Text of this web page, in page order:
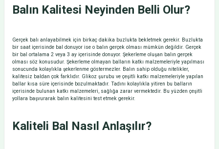
Balın Kalitesi Neyinden Belli Olur?
Gerçek balı anlayabilmek için birkaç dakika buzlukta bekletmek gerekir. Buzlukta
bir saat içerisinde bal donuyor ise o balın gerçek olması mümkün değildir. Gerçek
bir bal ortalama 2 veya 3 ay içerisinde donuyor. Şekerleme oluşan balın gerçek
olması söz konusudur. Şekerleme olmayan balların katkı malzemeleriyle yapılması
sonucunda kolaylıkla şekerlenme göstermezler. Balın sahip olduğu nitelikler,
kalitesiz baldan çok farklıdır. Glikoz şurubu ve çeşitli katkı malzemeleriyle yapılan
ballar kısa süre içerisinde bozulmaktadır. Tadını kolaylıkla yitiren bu balların
içerisinde bulunan katkı malzemeleri, sağlığa zarar vermektedir. Bu yüzden çeşitli
yollara başvurarak balın kalitesini test etmek gerekir.
Kaliteli Bal Nasıl Anlaşılır?